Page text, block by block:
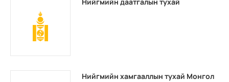
Нийгмийн даатгалын тухай
Нийгмийн хамгааллын тухай Монгол